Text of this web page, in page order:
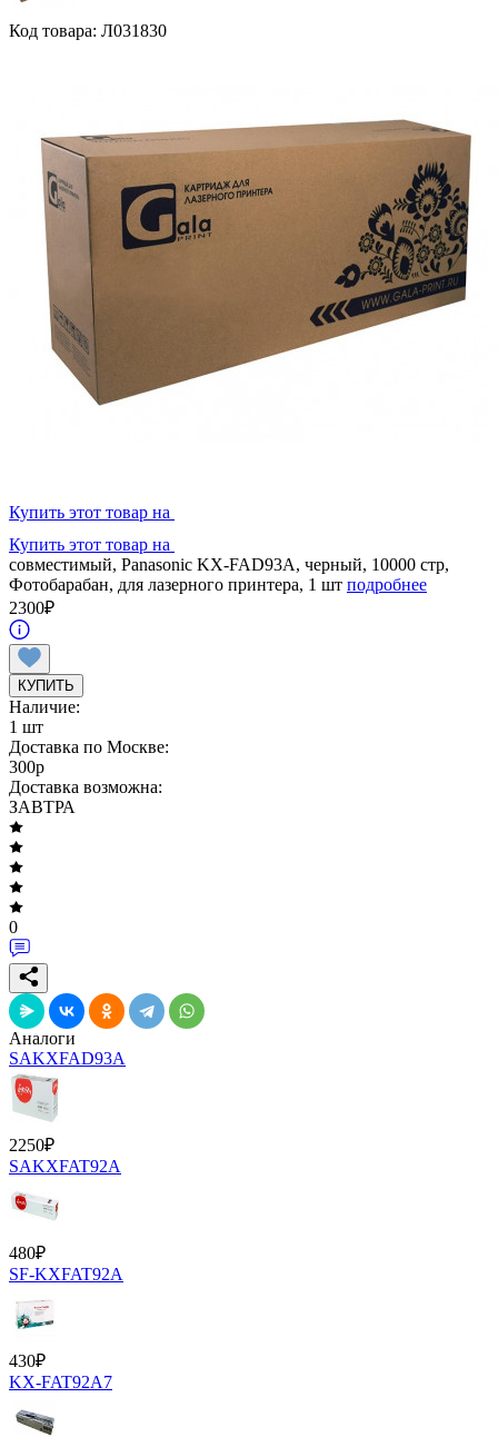
Код товара: Л031830
Купить этот товар на
Купить этот товар на
совместимый, Panasonic KX-FAD93A, черный, 10000 стр,
Фотобарабан, для лазерного принтера, 1 шт подробнее
2300₽
КУПИТЬ
Наличие:
1 шт
Доставка по Москве:
300p
Доставка возможна:
ЗАВТРА
0
Аналоги
SAKXFAD93A
2250₽
SAKXFAT92A
480₽
SF-KXFAT92A
430₽
KX-FAT92А7